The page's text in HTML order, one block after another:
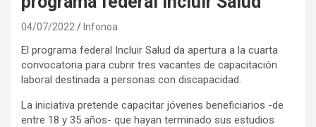
04/07/2022 Infonoa
El programa federal Incluir Salud da apertura a la cuarta
convocatoria para cubrir tres vacantes de capacitación
laboral destinada a personas con discapacidad.
La iniciativa pretende capacitar jóvenes beneficiarios -de
entre 18 y 35 años- que hayan terminado sus estudios